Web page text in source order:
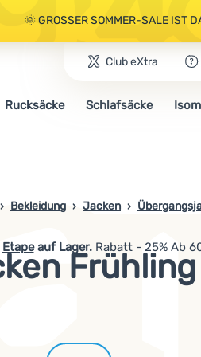
🌞 GROSSER SOMMER-SALE IST
🤫 - 10 % AUF AUSGEWÄHLTE
🌞 GROSSER SOMMER-SALE IST
Club eXtra
Rucksäcke Schlafsäcke
4campingshop.de
Bekleidung Jacken
Etapeauf Lager. Rabatt - 25% Ab